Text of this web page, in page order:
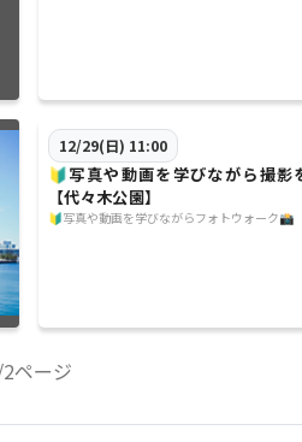
12/29(日) 11:00
🔰写真や動画を学びながら撮影
【代々木公園】
🔰写真や動画を学びながらフォトウォーク📸
ページ